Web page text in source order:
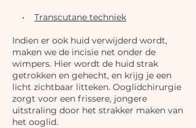
• Transcutane techniek
Indien er ook huid verwijderd wordt,
maken we de incisie net onder de
wimpers. Hier wordt de huid strak
getrokken en gehecht, en krijg je een
licht zichtbaar litteken. Ooglidchirurgie
zorgt voor een frissere, jongere
uitstraling door het strakker maken van
het ooglid.